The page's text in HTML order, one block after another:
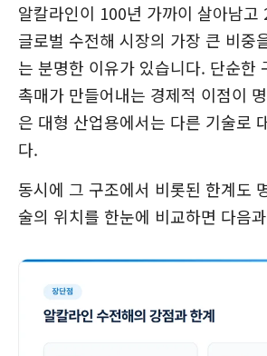
알칼라인이 100년 가까이 살아남고
글로벌 수전해 시장의 가장 큰 비중
는 분명한 이유가 있습니다. 단순한
촉매가 만들어내는 경제적 이점이
은 대형 산업용에서는 다른 기술로
다.
동시에 그 구조에서 비롯된 한계도
술의 위치를 한눈에 비교하면 다음